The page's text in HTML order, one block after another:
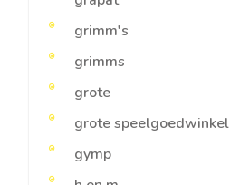
grimm's
grimms
grote
grote speelgoedwinkel
gymp